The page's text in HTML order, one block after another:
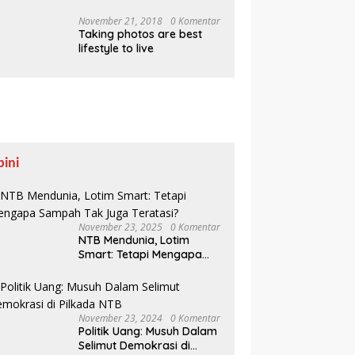
hingga Tanam 1.000
Mangrove
November 21, 2018 0 Komentar
Taking photos are best
lifestyle to live
November 23, 2025 0 Komentar
NTB Mendunia, Lotim
Smart: Tetapi Mengapa
Teratasi?
November 23, 2024 0 Komentar
Politik Uang: Musuh Dalam
Selimut Demokrasi di